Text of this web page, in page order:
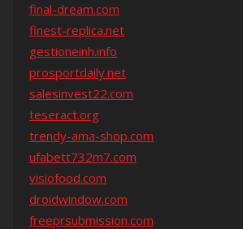
final-dream.com
finest-replica.net
gestioneinh.info
prosportdaily.net
salesinvest22.com
teseract.org
trendy-ama-shop.com
ufabett732m7.com
visiofood.com
droidwindow.com
freeprsubmission.com